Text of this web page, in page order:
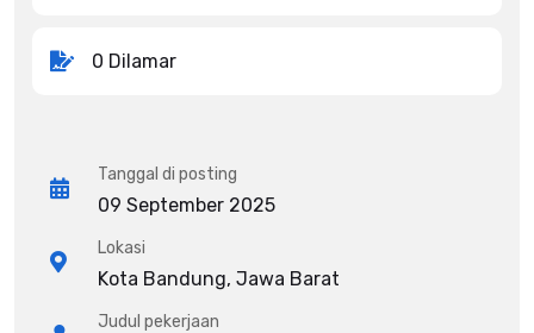
0 Dilamar
Tanggal di posting
09 September 2025
Lokasi
Kota Bandung, Jawa Barat
Judul pekerjaan